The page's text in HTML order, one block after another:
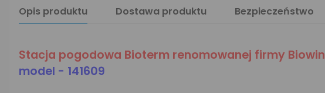
Opis produktu Dostawa produktu Bezpieczeństwo
Stacja pogodowa Bioterm renomowanej firmy Biowin
model - 141609